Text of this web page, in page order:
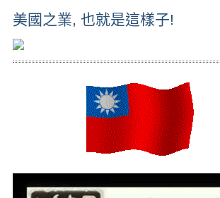
美國之業, 也就是這樣子!